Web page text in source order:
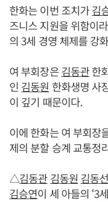
한화는 이번 조치가김
즈니스 지원을 위함이
의 3세 경영 체제를 강
여 부회장은김동관한
인 김동원 한화생명 사
이 깊기 때문이다.
이에 한화는 여 부회장
제의 분할 승계 교통정
△김동관 김동원 김동선
김승연이 세 아들의 ‘3